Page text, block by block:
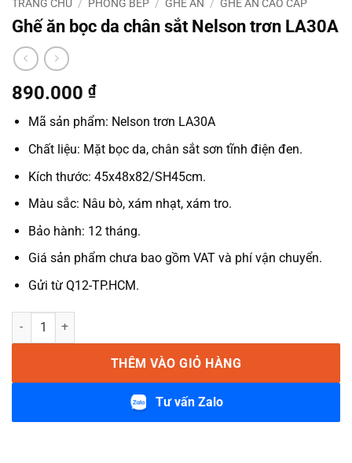
TRANG CHỦ / PHÒNG BẾP / GHẾ ĂN / GHẾ ĂN CAO CẤP
Ghế ăn bọc da chân sắt Nelson trơn LA30A
890.000 ₫
Mã sản phẩm: Nelson trơn LA30A
Chất liệu: Mặt bọc da, chân sắt sơn tĩnh điện đen.
Kích thước: 45x48x82/SH45cm.
Màu sắc: Nâu bò, xám nhạt, xám tro.
Bảo hành: 12 tháng.
Giá sản phẩm chưa bao gồm VAT và phí vận chuyển.
Gửi từ Q12-TP.HCM.
Ghế ăn bọc da chân sắt Nelson trơn LA30A số lượng
THÊM VÀO GIỎ HÀNG
Tư vấn Zalo